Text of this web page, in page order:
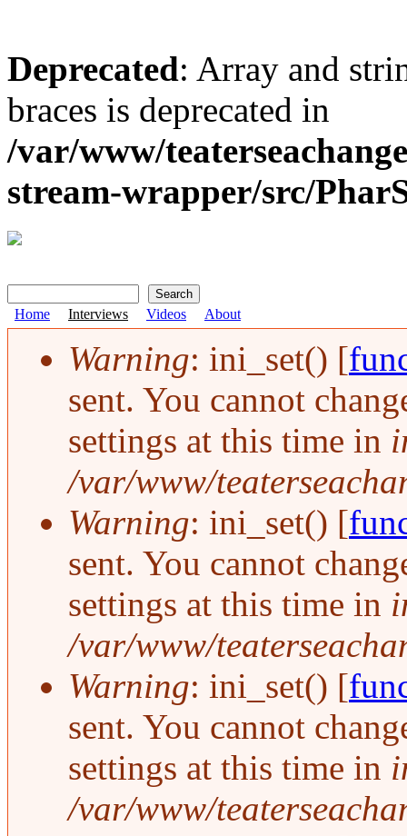
Deprecated: Array and
braces is deprecated in
/var/www/
stream-wrapper/src/
Home Interviews Videos About
Error message
Warning: ini_set() [
sent. You cannot
settings at this time in
/var/www/
Warning: ini_set() [
sent. You cannot
settings at this time in
/var/www/
Warning: ini_set() [
sent. You cannot
settings at this time in
/var/www/